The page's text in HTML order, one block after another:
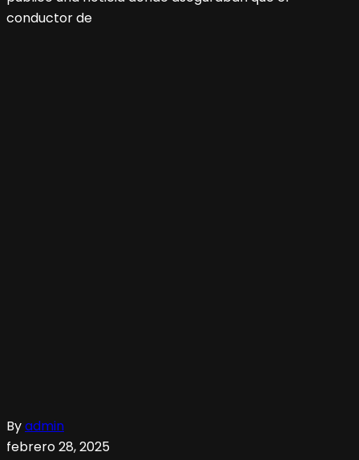
conductor de
Byadmin
febrero 28, 2025